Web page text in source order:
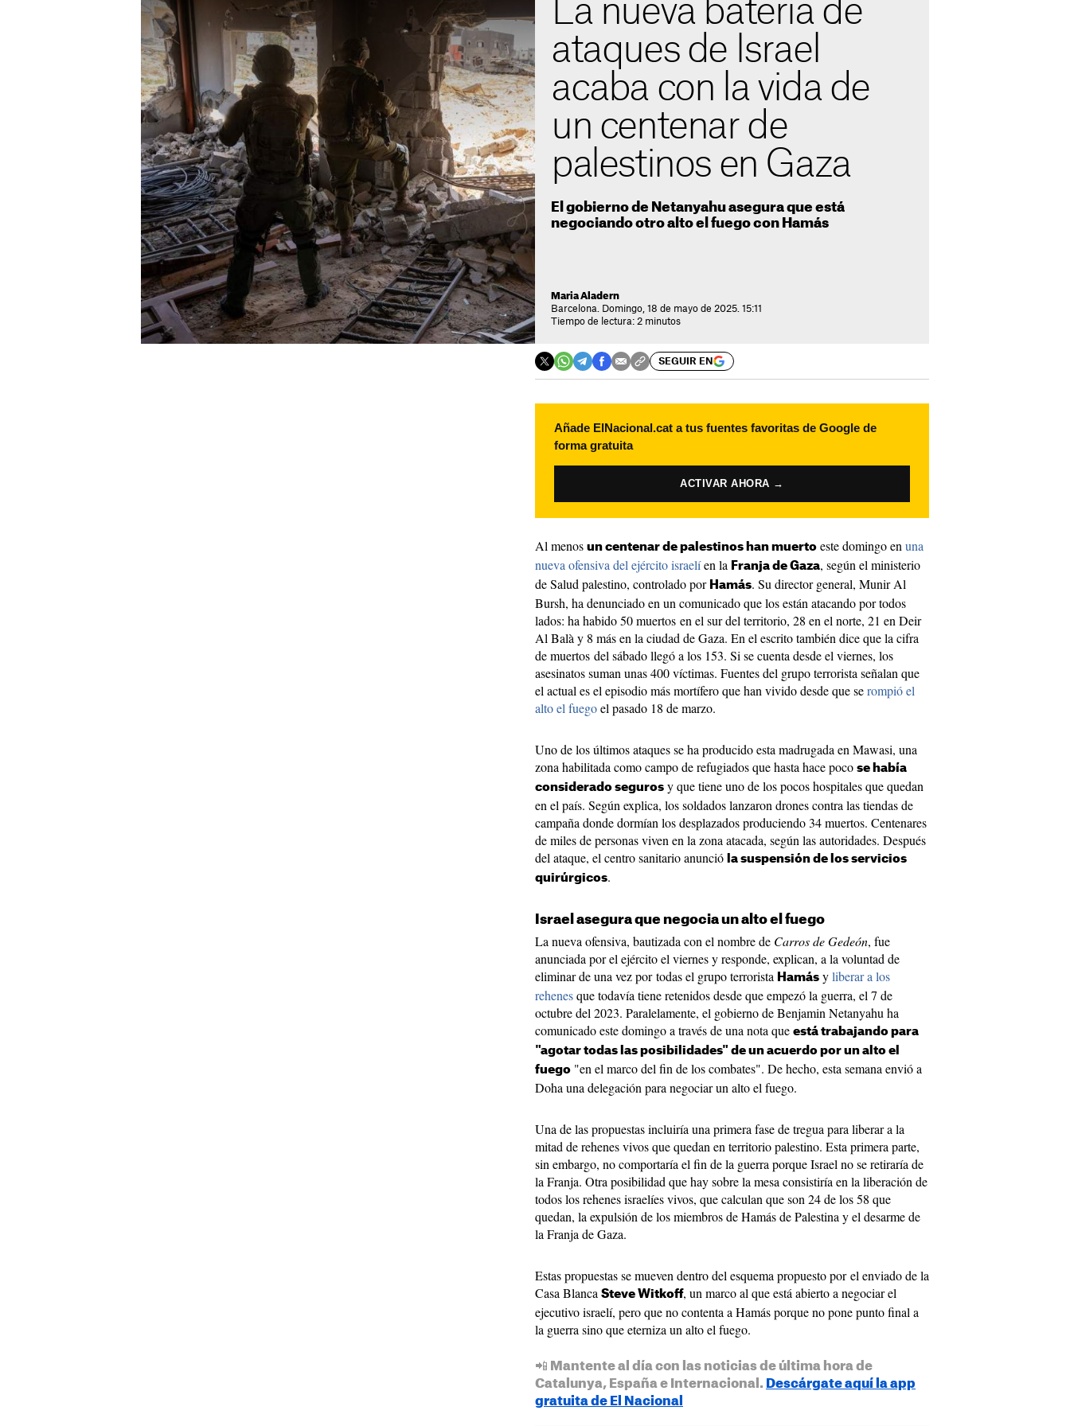
La nueva batería de
ataques de Israel
acaba con la vida de
un centenar de
palestinos en Gaza
El gobierno de Netanyahu asegura que está
negociando otro alto el fuego con Hamás
Maria Aladern
Barcelona. Domingo, 18 de mayo de 2025. 15:11
Tiempo de lectura: 2 minutos
SEGUIR EN
Añade ElNacional.cat a tus fuentes favoritas de Google de
forma gratuita
ACTIVAR AHORA →
Al menos un centenar de palestinos han muerto este domingo en una
nueva ofensiva del ejército israelíen la Franja de Gaza, según el ministerio
de Salud palestino, controlado por Hamás. Su director general, Munir Al
Bursh, ha denunciado en un comunicado que los están atacando por todos
lados: ha habido 50 muertos en el sur del territorio, 28 en el norte, 21 en Deir
Al Balà y 8 más en la ciudad de Gaza. En el escrito también dice que la cifra
de muertos del sábado llegó a los 153. Si se cuenta desde el viernes, los
asesinatos suman unas 400 víctimas. Fuentes del grupo terrorista señalan que
el actual es el episodio más mortífero que han vivido desde que serompió el
alto el fuegoel pasado 18 de marzo.
Uno de los últimos ataques se ha producido esta madrugada en Mawasi, una
zona habilitada como campo de refugiados que hasta hace poco se había
considerado seguros y que tiene uno de los pocos hospitales que quedan
en el país. Según explica, los soldados lanzaron drones contra las tiendas de
campaña donde dormían los desplazados produciendo 34 muertos. Centenares
de miles de personas viven en la zona atacada, según las autoridades. Después
del ataque, el centro sanitario anunció la suspensión de los servicios
quirúrgicos.
Israel asegura que negocia un alto el fuego
La nueva ofensiva, bautizada con el nombre de Carros de Gedeón, fue
anunciada por el ejército el viernes y responde, explican, a la voluntad de
eliminar de una vez por todas el grupo terrorista Hamás yliberar a los
rehenesque todavía tiene retenidos desde que empezó la guerra, el 7 de
octubre del 2023. Paralelamente, el gobierno de Benjamin Netanyahu ha
comunicado este domingo a través de una nota que está trabajando para
"agotar todas las posibilidades" de un acuerdo por un alto el
fuego "en el marco del fin de los combates". De hecho, esta semana envió a
Doha una delegación para negociar un alto el fuego.
Una de las propuestas incluiría una primera fase de tregua para liberar a la
mitad de rehenes vivos que quedan en territorio palestino. Esta primera parte,
sin embargo, no comportaría el fin de la guerra porque Israel no se retiraría de
la Franja. Otra posibilidad que hay sobre la mesa consistiría en la liberación de
todos los rehenes israelíes vivos, que calculan que son 24 de los 58 que
quedan, la expulsión de los miembros de Hamás de Palestina y el desarme de
la Franja de Gaza.
Estas propuestas se mueven dentro del esquema propuesto por el enviado de la
Casa Blanca Steve Witkoff, un marco al que está abierto a negociar el
ejecutivo israelí, pero que no contenta a Hamás porque no pone punto final a
la guerra sino que eterniza un alto el fuego.
📲 Mantente al día con las noticias de última hora de
Catalunya, España e Internacional. Descárgate aquí la app
gratuita de El Nacional